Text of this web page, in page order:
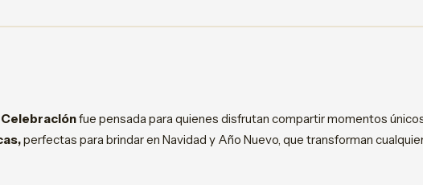
Celebraciónfue pensada para quienes disfrutan compartir momentos
perfectas para brindar en Navidad y Año Nuevo, que transforman